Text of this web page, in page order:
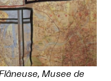
Musee de